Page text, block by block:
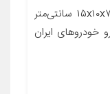
معرفی محصول جزئیات محصول ابعاد ۱۵x۱۰x۷ سانتی‌متر
ایران